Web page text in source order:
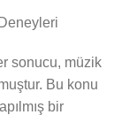
sonucu, müzik
Bu konu
bir